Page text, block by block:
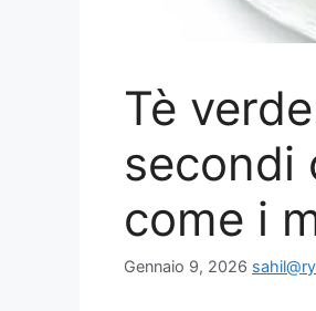
Tè
secondi
come i
Gennaio 9, 2026